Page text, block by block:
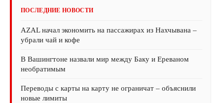
ПОСЛЕДНИЕ НОВОСТИ
AZAL начал экономить на пассажирах из Нахчывана –
убрали чай и кофе
В Вашингтоне назвали мир между Баку и Ереваном
необратимым
Переводы с карты на карту не ограничат – объяснили
новые лимиты